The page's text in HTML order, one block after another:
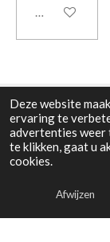
Deze website
ervaring te
advertenties weer
te klikken, gaat u
cookies.
Afwijzen
Houd mij op
F
a
c
I
n
a
T
i
o
© 2025 - 2026
E-mailadres